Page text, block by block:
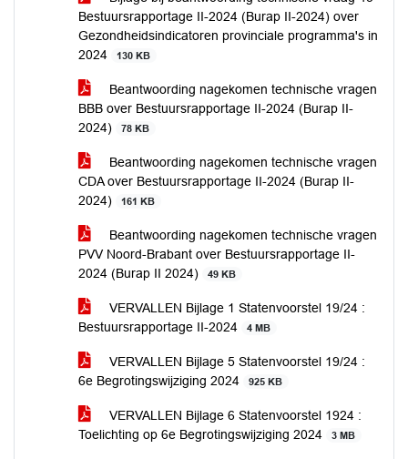
Bestuursrapportage II-2024 (Burap II-2024) over
Gezondheidsindicatoren provinciale programma's in
2024
130 KB
Beantwoording nagekomen technische vragen
BBB over Bestuursrapportage II-2024 (Burap II-
2024)
78 KB
Beantwoording nagekomen technische vragen
CDA over Bestuursrapportage II-2024 (Burap II-
2024)
161 KB
Beantwoording nagekomen technische vragen
PVV Noord-Brabant over Bestuursrapportage II-
2024 (Burap II 2024)
49 KB
VERVALLEN Bijlage 1 Statenvoorstel 19/24 :
Bestuursrapportage II-2024
4 MB
VERVALLEN Bijlage 5 Statenvoorstel 19/24 :
6e Begrotingswijziging 2024
925 KB
VERVALLEN Bijlage 6 Statenvoorstel 1924 :
Toelichting op 6e Begrotingswijziging 2024
3 MB